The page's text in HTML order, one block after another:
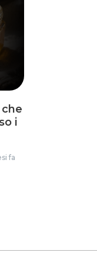
i
fa